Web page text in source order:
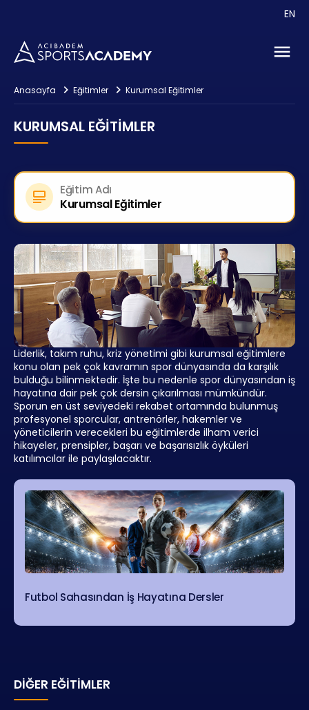
EN
Danışmanlık
İletişim
Anasayfa Eğitimler Kurumsal Eğitimler
KURUMSAL EĞITIMLER
Liderlik, takım ruhu, kriz yönetimi gibi kurumsal eğitimlere
konu olan pek çok kavramın spor dünyasında da karşılık
bulduğu bilinmektedir. İşte bu nedenle spor dünyasından iş
hayatına dair pek çok dersin çıkarılması mümkündür.
Sporun en üst seviyedeki rekabet ortamında bulunmuş
profesyonel sporcular, antrenörler, hakemler ve
yöneticilerin verecekleri bu eğitimlerde ilham verici
hikayeler, prensipler, başarı ve başarısızlık öyküleri
katılımcılar ile paylaşılacaktır.
Futbol Sahasından İş Hayatına Dersler
Eğitim Adı
Kurumsal Eğitimler
DIĞER EĞITIMLER